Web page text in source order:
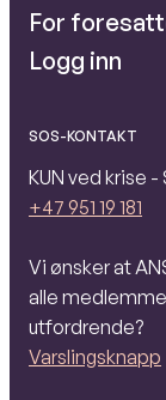
For
Logg inn
SOS-KONTAKT
KUN ved krise
+47 951 19 181
Vi ønsker at
alle
utfordrende?
Varslingsknapp